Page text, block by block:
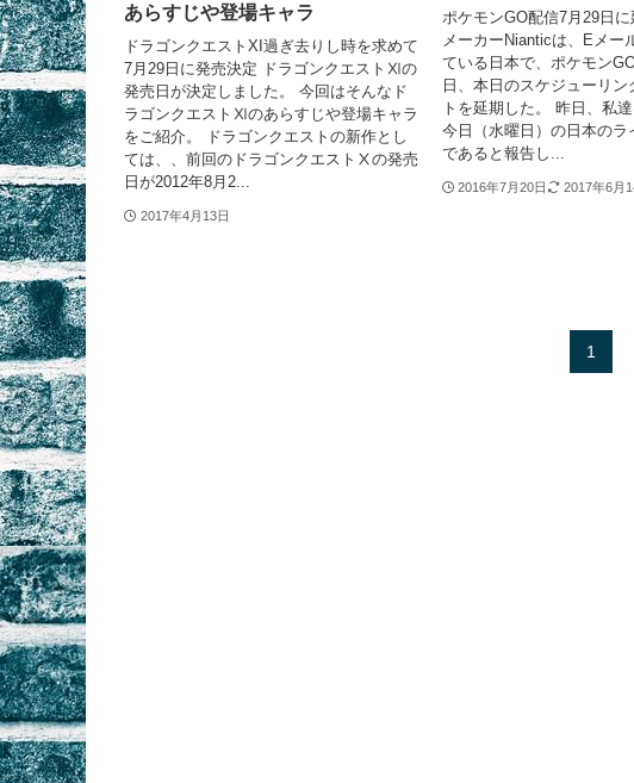
あらすじや登場キャラ
ドラゴンクエストXI過ぎ去りし時を求めて
7月29日に発売決定 ドラゴンクエストⅪの
発売日が決定しました。 今回はそんなド
ラゴンクエストⅪのあらすじや登場キャラ
をご紹介。 ドラゴンクエストの新作とし
ては、、前回のドラゴンクエストⅩの発売
日が2012年8月2...
2017年4月13日
ポケモンGO配信7月29日
メーカーNianticは、Eメー
ている日本で、ポケモン
日、本日のスケジューリン
トを延期した。 昨日、私
今日（水曜日）の日本のラ
であると報告し...
2016年7月20日 2017年6月
1